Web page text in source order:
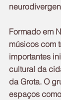
Formado em
músicos com
importantes
cultural da
da Grota. O
espaços